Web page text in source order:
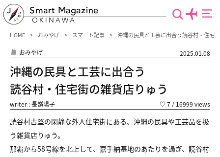
Smart Magazine
OKINAWA
HOME おみやげ スマート記事 沖縄の民具と工芸に出合う読谷村・住宅
おみやげ 2025.01.08
沖縄の民具と工芸に出合う
読谷村・住宅街の雑貨店りゅう
writer : 長嶺陽子 ♡ 7 / 16999 views
読谷村古堅の閑静な外人住宅街にある、沖縄の民具や工芸品を扱
う雑貨店りゅう。
那覇から58号線を北上して、嘉手納基地のあたりを過ぎ、読谷村